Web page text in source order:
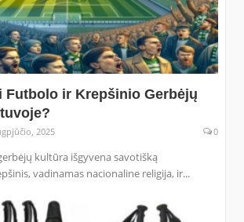
Futbolo ir Krepšinio Gerbėjų
2025 0
kultūra išgyvena savotišką
vadinamas nacionaline religija, ir...